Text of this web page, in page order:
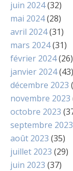
juin 2024(32)
mai 2024(28)
avril 2024(31)
mars 2024(31)
février 2024(26)
janvier 2024(43)
décembre 2023
novembre 2023
octobre 2023
septembre 2023
août 2023 (35)
juillet 2023 (29)
juin 2023 (37)